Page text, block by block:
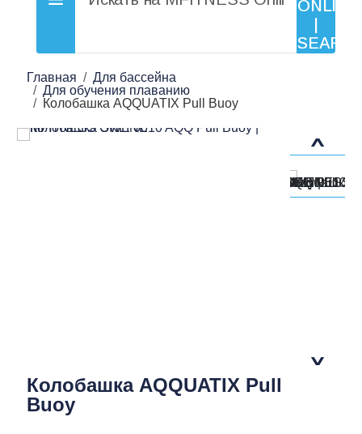
Главная
Для бассейна
Для обучения плаванию
Колобашка AQQUATIX Pull Buoy
Колобашка AQQUATIX Pull
Buoy